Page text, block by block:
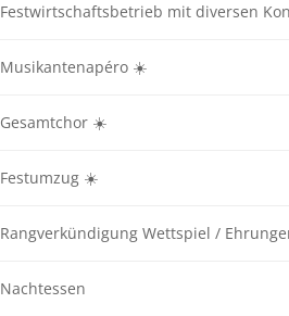
Festwirtschaftsbetrieb mit diversen
Musikantenapéro ☀️
Gesamtchor ☀️
Festumzug ☀️
Rangverkündigung Wettspiel /
Nachtessen